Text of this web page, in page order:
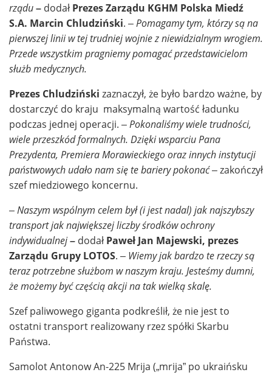
rządu– dodał Prezes Zarządu KGHM Polska Miedź
S.A. Marcin Chludziński. – Pomagamy tym, którzy są na
pierwszej linii w tej trudniej wojnie z niewidzialnym wrogiem.
Przede wszystkim pragniemy pomagać przedstawicielom
służb medycznych.
Prezes Chludziński zaznaczył, że było bardzo ważne, by
dostarczyć do kraju maksymalną wartość ładunku
podczas jednej operacji. – Pokonaliśmy wiele trudności,
wiele przeszkód formalnych. Dzięki wsparciu Pana
Prezydenta, Premiera Morawieckiego oraz innych instytucji
państwowych udało nam się te bariery pokonać– zakończył
szef miedziowego koncernu.
– Naszym wspólnym celem był (i jest nadal) jak najszybszy
transport jak największej liczby środków ochrony
indywidualnej– dodał Paweł Jan Majewski, prezes
Zarządu Grupy LOTOS. – Wiemy jak bardzo te rzeczy są
teraz potrzebne służbom w naszym kraju. Jesteśmy dumni,
że możemy być częścią akcji na tak wielką skalę.
Szef paliwowego giganta podkreślił, że nie jest to
ostatni transport realizowany rzez spółki Skarbu
Państwa.
Samolot Antonow An-225 Mrija („mrija” po ukraińsku